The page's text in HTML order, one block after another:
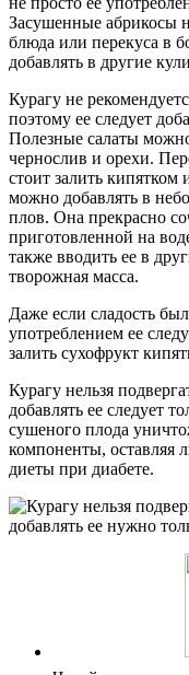
Засушенные абрикосы
блюда или перекуса в
добавлять в другие
Курагу не
поэтому ее следует
Полезные салаты
чернослив и орехи.
стоит залить кипятком
можно добавлять в
плов. Она прекрасно
приготовленной на
также вводить ее в
творожная масса.
Даже если сладость
употреблением ее
залить сухофрукт
Курагу нельзя
добавлять ее следует
сушеного плода
компоненты, оставляя
диеты при диабете.